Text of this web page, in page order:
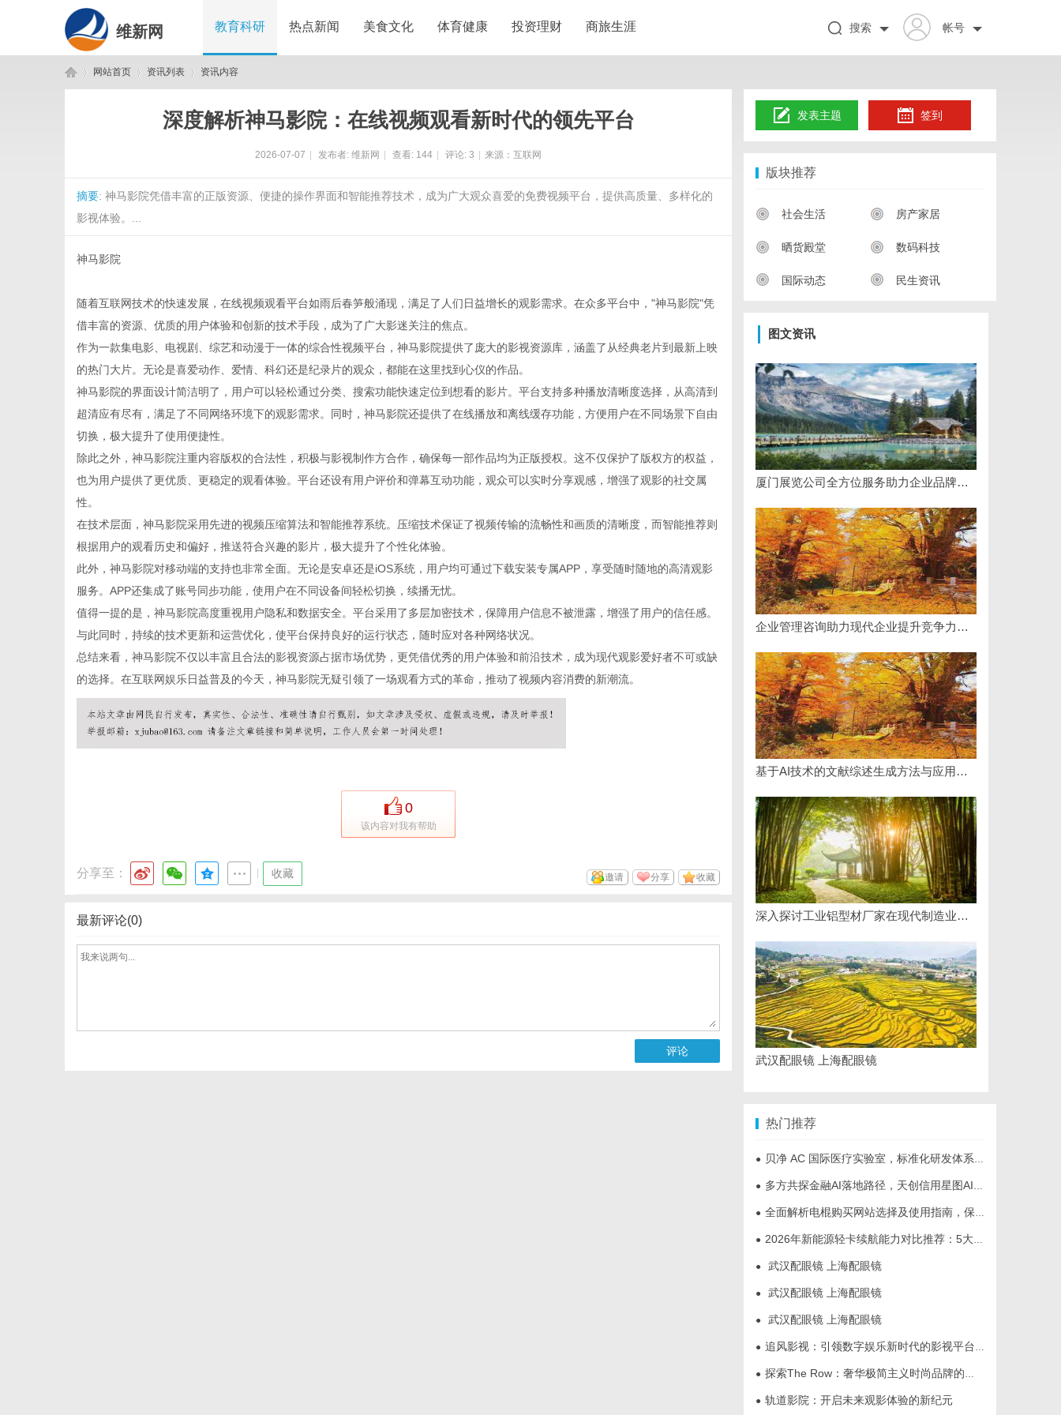
维新网 教育科研 热点新闻 美食文化 体育健康 投资理财 商旅生涯 帐号
搜索
网站首页 资讯列表 资讯内容
深度解析神马影院：在线视频观看新时代的领先平台
2026-07-07 发布者: 维新网 查看: 144 评论: 3 来源：互联网
摘要: 神马影院凭借丰富的正版资源、便捷的操作界面和智能推荐技术，成为广大观众喜爱的免费视频平台，提供高质量、多样化的
影视体验。...
神马影院
随着互联网技术的快速发展，在线视频观看平台如雨后春笋般涌现，满足了人们日益增长的观影需求。在众多平台中，"神马影院"凭
借丰富的资源、优质的用户体验和创新的技术手段，成为了广大影迷关注的焦点。
作为一款集电影、电视剧、综艺和动漫于一体的综合性视频平台，神马影院提供了庞大的影视资源库，涵盖了从经典老片到最新上映
的热门大片。无论是喜爱动作、爱情、科幻还是纪录片的观众，都能在这里找到心仪的作品。
神马影院的界面设计简洁明了，用户可以轻松通过分类、搜索功能快速定位到想看的影片。平台支持多种播放清晰度选择，从高清到
超清应有尽有，满足了不同网络环境下的观影需求。同时，神马影院还提供了在线播放和离线缓存功能，方便用户在不同场景下自由
切换，极大提升了使用便捷性。
除此之外，神马影院注重内容版权的合法性，积极与影视制作方合作，确保每一部作品均为正版授权。这不仅保护了版权方的权益，
也为用户提供了更优质、更稳定的观看体验。平台还设有用户评价和弹幕互动功能，观众可以实时分享观感，增强了观影的社交属
性。
在技术层面，神马影院采用先进的视频压缩算法和智能推荐系统。压缩技术保证了视频传输的流畅性和画质的清晰度，而智能推荐则
根据用户的观看历史和偏好，推送符合兴趣的影片，极大提升了个性化体验。
此外，神马影院对移动端的支持也非常全面。无论是安卓还是iOS系统，用户均可通过下载安装专属APP，享受随时随地的高清观影
服务。APP还集成了账号同步功能，使用户在不同设备间轻松切换，续播无忧。
值得一提的是，神马影院高度重视用户隐私和数据安全。平台采用了多层加密技术，保障用户信息不被泄露，增强了用户的信任感。
与此同时，持续的技术更新和运营优化，使平台保持良好的运行状态，随时应对各种网络状况。
总结来看，神马影院不仅以丰富且合法的影视资源占据市场优势，更凭借优秀的用户体验和前沿技术，成为现代观影爱好者不可或缺
的选择。在互联网娱乐日益普及的今天，神马影院无疑引领了一场观看方式的革命，推动了视频内容消费的新潮流。
0
该内容对我有帮助
分享至： 收藏 收藏
分享
邀请
最新评论(0)
评论
发表主题 签到
版块推荐
社会生活 房产家居
晒货殿堂 数码科技
国际动态 民生资讯
图文资讯
厦门展览公司全方位服务助力企业品牌打造与市场开拓
企业管理咨询助力现代企业提升竞争力的实践与策略
基于AI技术的文献综述生成方法与应用研究综述
深入探讨工业铝型材厂家在现代制造业中的重要角色与发展趋势
武汉配眼镜 上海配眼镜
热门推荐
● 贝净 AC 国际医疗实验室，标准化研发体系全解析
● 多方共探金融AI落地路径，天创信用星图AI助力产业金融智能升级
● 全面解析电棍购买网站选择及使用指南，保障安全与合法性
● 2026年新能源轻卡续航能力对比推荐：5大主流平台三维解析
● 武汉配眼镜 上海配眼镜
● 武汉配眼镜 上海配眼镜
● 武汉配眼镜 上海配眼镜
● 追风影视：引领数字娱乐新时代的影视平台全解析
● 探索The Row：奢华极简主义时尚品牌的崛起与魅力解析
● 轨道影院：开启未来观影体验的新纪元